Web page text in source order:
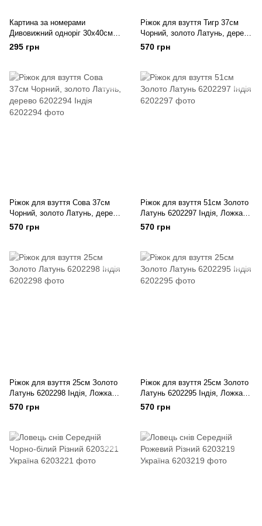
Картина за номерами
Дивовижний одноріг 30х40см
Різнокольоровий Папір 6204233
Україна
295 грн
Ріжок для взуття Тигр 37см
Чорний, золото Латунь, дерево
6202293 Індія, Ложка для
взуття
570 грн
Ріжок для взуття Сова 37см
Чорний, золото Латунь, дерево
6202294 Індія, Ложка для
взуття
570 грн
Ріжок для взуття 51см Золото
Латунь 6202297 Індія, Ложка
для взуття
570 грн
Ріжок для взуття 25см Золото
Латунь 6202298 Індія, Ложка
для взуття
570 грн
Ріжок для взуття 25см Золото
Латунь 6202295 Індія, Ложка
для взуття
570 грн